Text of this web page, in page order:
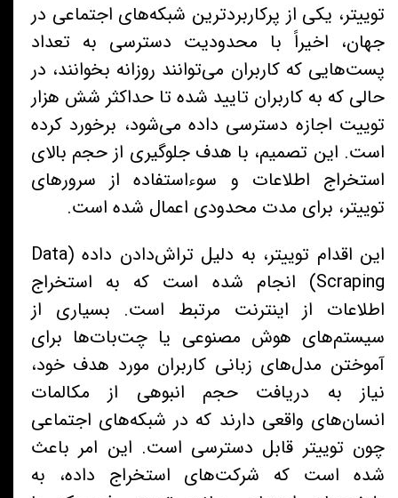
توییتر، یکی از پرکاربردترین شبکه‌های اجتماعی در
جهان، اخیراً با محدودیت دسترسی به تعداد
پست‌هایی که کاربران می‌توانند روزانه بخوانند، در
حالی که به کاربران تایید شده تا حداکثر شش هزار
توییت اجازه دسترسی داده می‌شود، برخورد کرده
است. این تصمیم، با هدف جلوگیری از حجم بالای
استخراج اطلاعات و سوءاستفاده از سرورهای
توییتر، برای مدت محدودی اعمال شده است.
این اقدام توییتر، به دلیل تراش‌دادن داده (Data
Scraping) انجام شده است که به استخراج
اطلاعات از اینترنت مرتبط است. بسیاری از
سیستم‌های هوش مصنوعی یا چت‌بات‌ها برای
آموختن مدل‌های زبانی کاربران مورد هدف خود،
نیاز به دریافت حجم انبوهی از مکالمات
انسان‌های واقعی دارند که در شبکه‌های اجتماعی
چون توییتر قابل دسترسی است. این امر باعث
شده است که شرکت‌های استخراج داده، به